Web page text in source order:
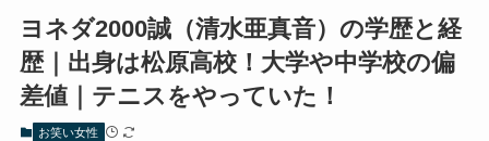
ヨネダ2000誠（清水亜真音）の学歴と経
歴｜出身は松原高校！大学や中学校の偏
差値｜テニスをやっていた！
お笑い女性